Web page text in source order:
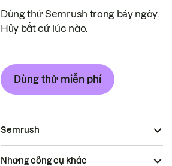
Dùng thử Semrush trong bảy ngày.
Hủy bất cứ lúc nào.
Dùng thử miễn phí
Semrush
Những công cụ khác